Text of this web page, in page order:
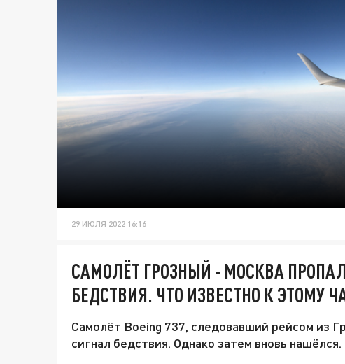
29 ИЮЛЯ 2022 16:16
САМОЛЁТ ГРОЗНЫЙ - МОСКВА
БЕДСТВИЯ. ЧТО ИЗВЕСТНО К ЭТОМУ
Самолёт Boeing 737, следовавший рейсом из
сигнал бедствия. Однако затем вновь